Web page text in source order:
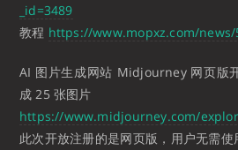
_id=3489
教程 https://www.mopxz.com/
AI 图片生成网站 Midjourney 网页版
成 25 张图片
https://www.midjourney.com/
此次开放注册的是网页版，用户无需